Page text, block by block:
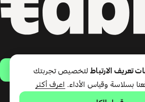
حمّل التطبيق
تعريف الارتباطلتخصيص تجربتك
بسلاسة وقياس الأداء.
اعرف أكثر